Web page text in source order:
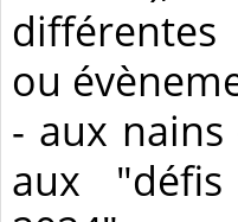
ou
- aux
aux "défis